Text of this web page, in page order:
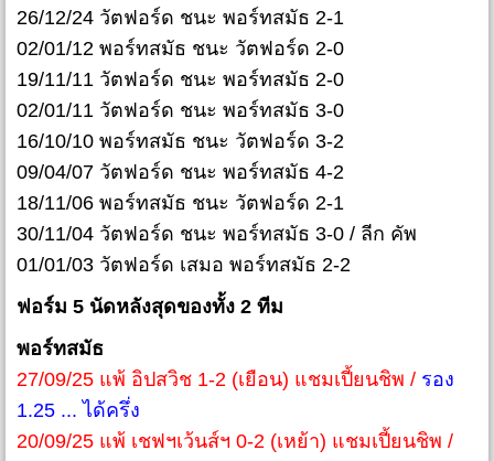
26/12/24 วัตฟอร์ด ชนะ พอร์ทสมัธ 2-1
02/01/12 พอร์ทสมัธ ชนะ วัตฟอร์ด 2-0
19/11/11 วัตฟอร์ด ชนะ พอร์ทสมัธ 2-0
02/01/11 วัตฟอร์ด ชนะ พอร์ทสมัธ 3-0
16/10/10 พอร์ทสมัธ ชนะ วัตฟอร์ด 3-2
09/04/07 วัตฟอร์ด ชนะ พอร์ทสมัธ 4-2
18/11/06 พอร์ทสมัธ ชนะ วัตฟอร์ด 2-1
30/11/04 วัตฟอร์ด ชนะ พอร์ทสมัธ 3-0 / ลีก คัพ
01/01/03 วัตฟอร์ด เสมอ พอร์ทสมัธ 2-2
ฟอร์ม 5 นัดหลังสุดของทั้ง 2 ทีม
พอร์ทสมัธ
27/09/25 แพ้ อิปสวิช 1-2 (เยือน) แชมเปี้ยนชิพ / รอง
1.25 ... ได้ครึ่ง
20/09/25 แพ้ เชฟฯเว้นส์ฯ 0-2 (เหย้า) แชมเปี้ยนชิพ /